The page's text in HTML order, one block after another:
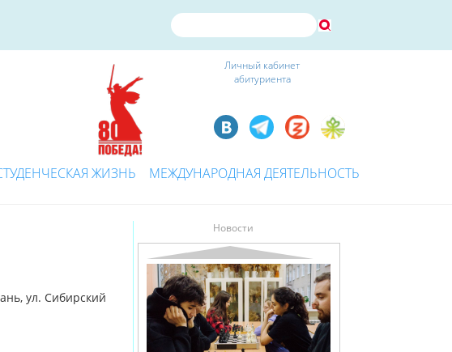
Личный кабинет
абитуриента
ЖИЗНЬ МЕЖДУНАРОДНАЯ ДЕЯТЕЛЬНОСТЬ
ул. Сибирский
Новости